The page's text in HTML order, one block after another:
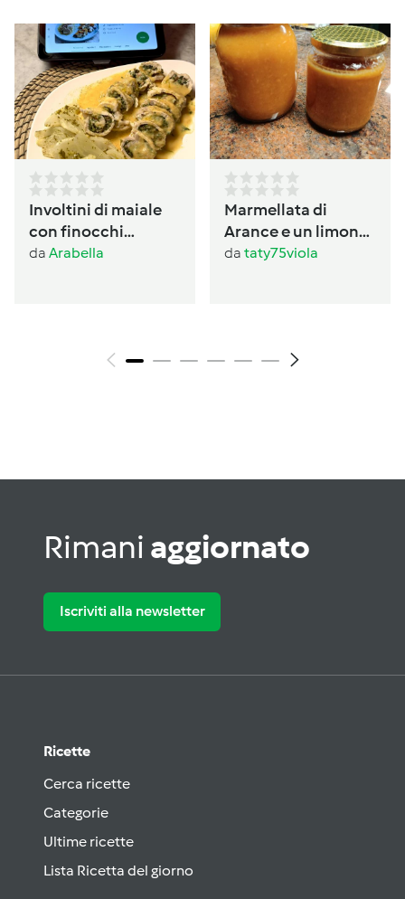
Involtini di maiale
con finocchi
prezzemolati
da Arabella
Marmellata di
Arance e un limone
con buccia
da taty75viola
Rimani aggiornato
Iscriviti alla newsletter
Ricette
Cerca ricette
Categorie
Ultime ricette
Lista Ricetta del giorno